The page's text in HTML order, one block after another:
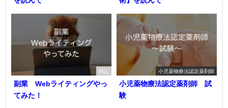
雑記
副業 Webライティングやっ
てみた！
小児薬物療法認定薬剤師
小児薬物療法認定薬剤師 試
験